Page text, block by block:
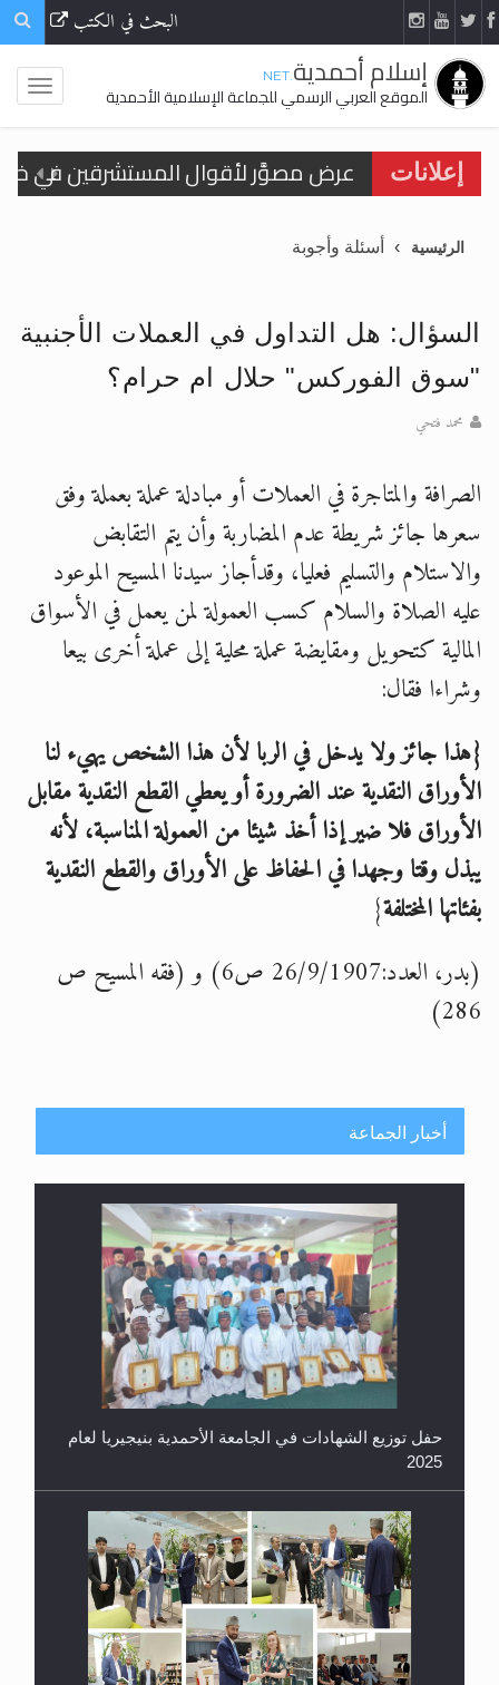
البحث في الكتب
إسلام أحمدية.NET
الموقع العربي الرسمي للجماعة الإسلامية الأحمدية
إعلانات
اقرأ هذا المقال في أهمية عيد
اقرأ هذا المقال في أهمية عيد
الحجّ.. دلالات، حِكم، وأهداف >> المزيد
تعميم هامّ لأفراد الجماعة >> المزيد
اقرأ هذا الكتاب وتعرّف على حقيقة
الرئيسية أسئلة وأجوبة
السؤال: هل التداول في العملات الأجنبية
"سوق الفوركس" حلال ام حرام؟
محمد فتحي
الصرافة والمتاجرة في العملات أو مبادلة عملة بعملة وفق
سعرها جائز شريطة عدم المضاربة وأن يتم التقابض
والاستلام والتسليم فعليا، وقدأجاز سيدنا المسيح الموعود
عليه الصلاة والسلام كسب العمولة لمن يعمل في الأسواق
المالية كتحويل ومقايضة عملة محلية إلى عملة أخرى بيعا
وشراءا فقال:
{هذا جائز ولا يدخل في الربا لأن هذا الشخص يهيء لنا
الأوراق النقدية عند الضرورة أو يعطي القطع النقدية مقابل
الأوراق فلا ضير إذا أخذ شيئا من العمولة المناسبة، لأنه
يبذل وقتا وجهدا في الحفاظ على الأوراق والقطع النقدية
بفئاتها المختلفة}
(بدر، العدد:26/9/1907 ص6) و (فقه المسيح ص
286)
أخبار الجماعة
حفل توزيع الشهادات في الجامعة الأحمدية بنيجيريا لعام
2025